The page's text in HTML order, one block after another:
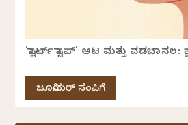
‘ಸ್ಟಾರ್ಟ್ ಸ್ಟಾಪ್’ ಆಟ ಮತ್ತು ವಡಬಾನಲ:
ಜೂನಿಯರ್ ಸಂಪಿಗೆ